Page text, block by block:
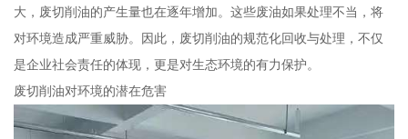
大，废切削油的产生量也在逐年增加。这些废油如果处理不当，将
对环境造成严重威胁。因此，废切削油的规范化回收与处理，不仅
是企业社会责任的体现，更是对生态环境的有力保护。
废切削油对环境的潜在危害